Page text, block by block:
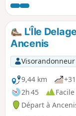
15 avril et le 1er
passerelle du
novembre au 15
des raisons
L'Île
Ancenis
Visorandonneur
9,44 km
2h 45
Facile
Départ à